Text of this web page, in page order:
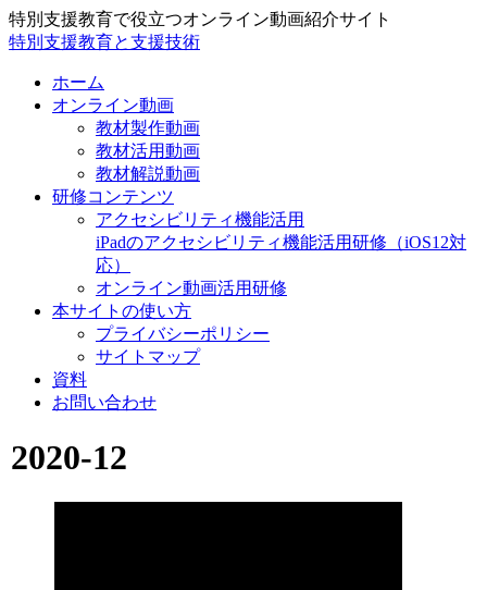
特別支援教育で役立つオンライン動画紹介サイト
特別支援教育と支援技術
ホーム
オンライン動画
教材製作動画
教材活用動画
教材解説動画
研修コンテンツ
アクセシビリティ機能活用
iPadのアクセシビリティ機能活用研修（iOS12対
応）
オンライン動画活用研修
本サイトの使い方
プライバシーポリシー
サイトマップ
資料
お問い合わせ
2020-12